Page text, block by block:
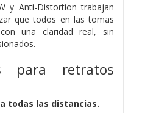
y Anti-Distortion trabajan
que todos en las tomas
una claridad real, sin
para retratos
todas las distancias.